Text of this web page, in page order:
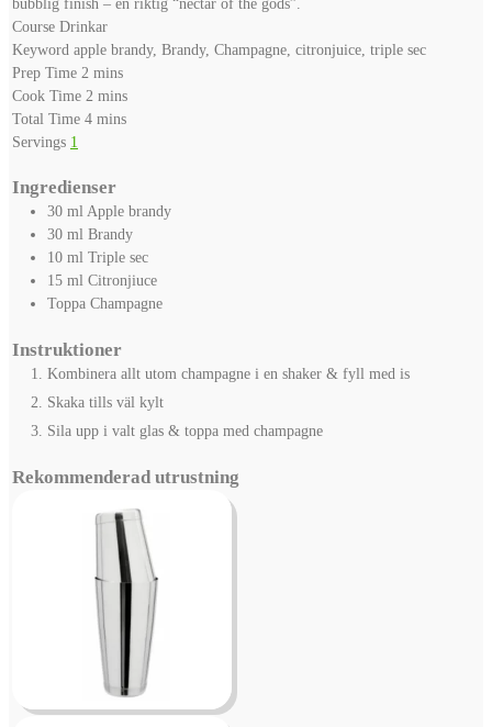
Course Drinkar
Keyword apple brandy, Brandy, Champagne, citronjuice, triple sec
Prep Time 2 minutes
mins
Cook Time 2 minutes
mins
Total Time 4minutes
mins
Servings 1
Ingredienser
30 mlApple brandy
30 ml Brandy
10 ml Triple sec
15 ml Citronjiuce
Toppa Champagne
Instruktioner
Kombinera allt utom champagne i en shaker & fyll med is
Skaka tills väl kylt
Sila upp i valt glas & toppa med champagne
Rekommenderad utrustning